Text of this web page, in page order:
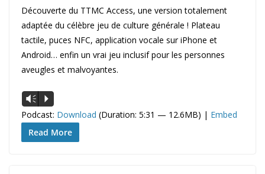
Découverte du TTMC Access, une version totalement
adaptée du célèbre jeu de culture générale ! Plateau
tactile, puces NFC, application vocale sur iPhone et
Android… enfin un vrai jeu inclusif pour les personnes
aveugles et malvoyantes.
Lecteur
audio
Vm P
Podcast: Download (Duration: 5:31 — 12.6MB) | Embed
Read More